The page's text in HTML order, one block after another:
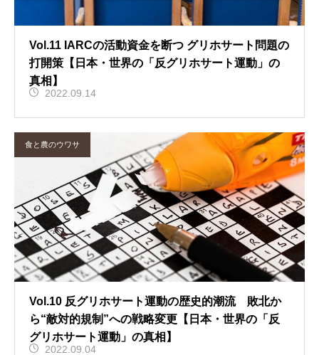
Vol.11 IARCの活動資金を断つ グリホサート問題の
打開策【日本・世界の「反グリホサート運動」の
真相】
2022.09.14
食と農のウワサ
Vol.10 反グリホサート運動の歴史的潮流 敗北か
ら“敵対的規制”への戦略変更【日本・世界の「反
グリホサート運動」の真相】
2022.09.04